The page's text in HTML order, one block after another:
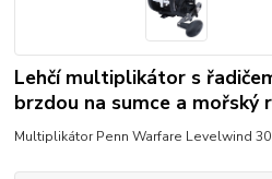
Lehčí multiplikátor s
brzdou na sumce a mořský
Multiplikátor Penn Warfare Levelwind 30